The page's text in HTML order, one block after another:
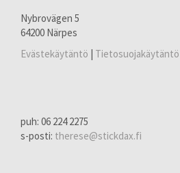
Nybrovägen 5
64200 Närpes
Evästekäytäntö | Tietosuojakäytäntö
puh: 06 224 2275
s-posti: therese@stickdax.fi